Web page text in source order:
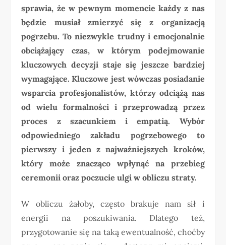
sprawia, że w pewnym momencie każdy z nas
będzie musiał zmierzyć się z organizacją
pogrzebu. To niezwykle trudny i emocjonalnie
obciążający czas, w którym podejmowanie
kluczowych decyzji staje się jeszcze bardziej
wymagające. Kluczowe jest wówczas posiadanie
wsparcia profesjonalistów, którzy odciążą nas
od wielu formalności i przeprowadzą przez
proces z szacunkiem i empatią. Wybór
odpowiedniego zakładu pogrzebowego to
pierwszy i jeden z najważniejszych kroków,
który może znacząco wpłynąć na przebieg
ceremonii oraz poczucie ulgi w obliczu straty.
W obliczu żałoby, często brakuje nam sił i
energii na poszukiwania. Dlatego też,
przygotowanie się na taką ewentualność, choćby